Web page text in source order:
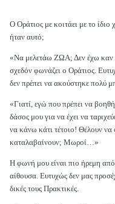
Ο Οράτιος με κοιτάει με το
ήταν αυτό;
«Να μελετάω ΖΩΑ; Δεν έχω καν
σχεδόν φωνάζει ο Οράτιος.
δεν πρέπει να ακούστηκε πολύ
«Γιατί, εγώ που πρέπει να
δάσος μου για να έχει να
να κάνω κάτι τέτοιο! Θέλουν να
καταλαβαίνουν; Μωροί…»
Η φωνή μου είναι πιο ήρεμη
αίθουσα. Ευτυχώς δεν μας
δικές τους Πρακτικές.